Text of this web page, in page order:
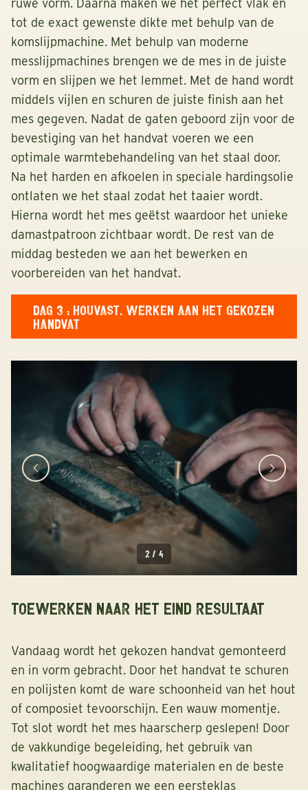
ruwe vorm. Daarna maken we het perfect vlak en
tot de exact gewenste dikte met behulp van de
komslijpmachine. Met behulp van moderne
messlijpmachines brengen we de mes in de juiste
vorm en slijpen we het lemmet. Met de hand wordt
middels vijlen en schuren de juiste finish aan het
mes gegeven. Nadat de gaten geboord zijn voor de
bevestiging van het handvat voeren we een
optimale warmtebehandeling van het staal door.
Na het harden en afkoelen in speciale hardingsolie
ontlaten we het staal zodat het taaier wordt.
Hierna wordt het mes geëtst waardoor het unieke
damastpatroon zichtbaar wordt. De rest van de
middag besteden we aan het bewerken en
voorbereiden van het handvat.
DAG 3 : HOUVAST. WERKEN AAN HET GEKOZEN
HANDVAT
2 / 4
Toewerken naar het eind resultaat
Vandaag wordt het gekozen handvat gemonteerd
en in vorm gebracht. Door het handvat te schuren
en polijsten komt de ware schoonheid van het hout
of composiet tevoorschijn. Een wauw momentje.
Tot slot wordt het mes haarscherp geslepen! Door
de vakkundige begeleiding, het gebruik van
kwalitatief hoogwaardige materialen en de beste
machines garanderen we een eersteklas